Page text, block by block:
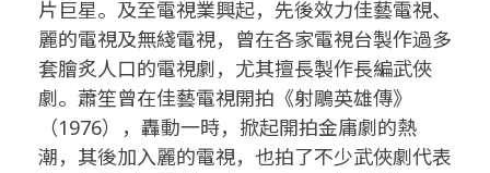
片巨星。及至電視業興起，先後效力佳藝電視、
麗的電視及無綫電視，曾在各家電視台製作過多
套膾炙人口的電視劇，尤其擅長製作長編武俠
劇。蕭笙曾在佳藝電視開拍《射鵰英雄傳》
（1976），轟動一時，掀起開拍金庸劇的熱
潮，其後加入麗的電視，也拍了不少武俠劇代表